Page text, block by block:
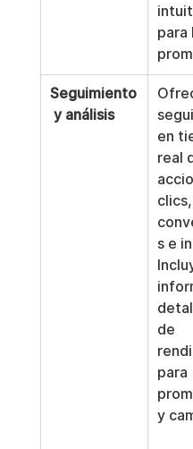
para
Seguimiento
y análisis
en
real
clics,
s e
de
para
y